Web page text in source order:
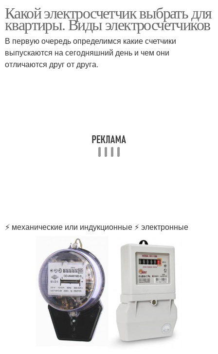
Какой электросчетчик выбрать для
квартиры. Виды электросчетчиков
В первую очередь определимся какие счетчики
выпускаются на сегодняшний день и чем они
отличаются друг от друга.
⚡ механические или индукционные ⚡ электронные